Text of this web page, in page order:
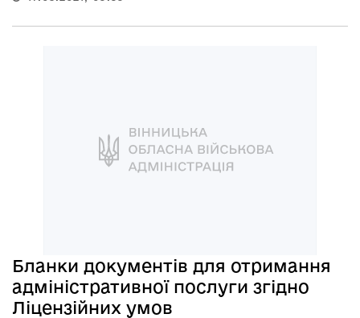
Бланки документів для отримання
адміністративної послуги згідно
Ліцензійних умов